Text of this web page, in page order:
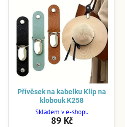
Přívěsek na kabelku Klip na
klobouk K258
Skladem v e-shopu
89 Kč